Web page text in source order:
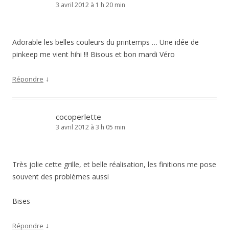
3 avril 2012 à 1 h 20 min
Adorable les belles couleurs du printemps … Une idée de
pinkeep me vient hihi !!! Bisous et bon mardi Véro
Répondre ↓
cocoperlette
3 avril 2012 à 3 h 05 min
Très jolie cette grille, et belle réalisation, les finitions me pose
souvent des problèmes aussi
Bises
Répondre ↓